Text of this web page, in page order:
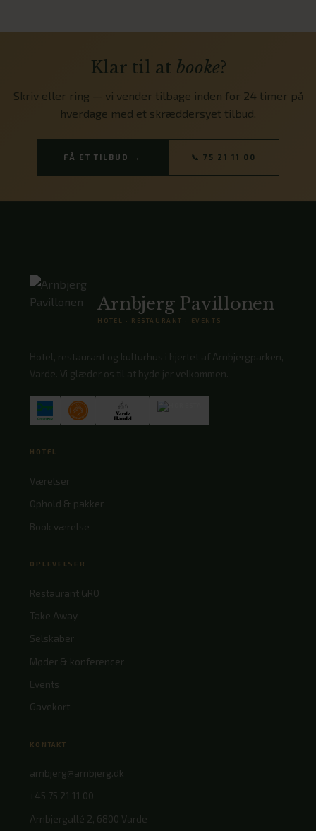
Klar til at booke?
Skriv eller ring — vi vender tilbage inden for 24 timer på
hverdage med et skræddersyet tilbud.
FÅ ET TILBUD → 📞 75 21 11 00
Arnbjerg Pavillonen
HOTEL · RESTAURANT · EVENTS
Hotel, restaurant og kulturhus i hjertet af Arnbjergparken,
Varde. Vi glæder os til at byde jer velkommen.
HOTEL
Værelser
Ophold & pakker
Book værelse
OPLEVELSER
Restaurant GRO
Take Away
Selskaber
Møder & konferencer
Events
Gavekort
KONTAKT
arnbjerg@arnbjerg.dk
+45 75 21 11 00
Arnbjergallé 2, 6800 Varde